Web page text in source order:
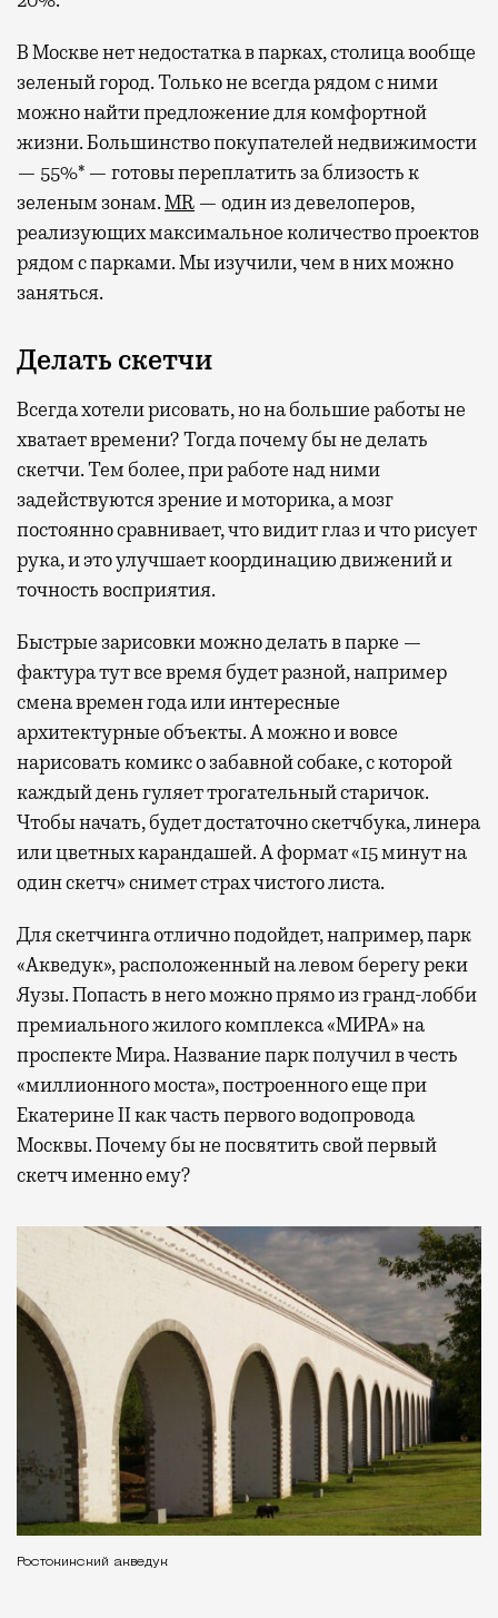
В Москве нет недостатка в парках, столица вообще
зеленый город. Только не всегда рядом с ними
можно найти предложение для комфортной
жизни. Большинство покупателей недвижимости
— 55%* — готовы переплатить за близость к
зеленым зонам.MR — один из девелоперов,
реализующих максимальное количество проектов
рядом с парками. Мы изучили, чем в них можно
заняться.
Делать скетчи
Всегда хотели рисовать, но на большие работы не
хватает времени? Тогда почему бы не делать
скетчи. Тем более, при работе над ними
задействуются зрение и моторика, а мозг
постоянно сравнивает, что видит глаз и что рисует
рука, и это улучшает координацию движений и
точность восприятия.
Быстрые зарисовки можно делать в парке —
фактура тут все время будет разной, например
смена времен года или интересные
архитектурные объекты. А можно и вовсе
нарисовать комикс о забавной собаке, с которой
каждый день гуляет трогательный старичок.
Чтобы начать, будет достаточно скетчбука, линера
или цветных карандашей. А формат «15 минут на
один скетч» снимет страх чистого листа.
Для скетчинга отлично подойдет, например, парк
«Акведук», расположенный на левом берегу реки
Яузы. Попасть в него можно прямо из гранд-лобби
премиального жилого комплекса «МИРА» на
проспекте Мира. Название парк получил в честь
«миллионного моста», построенного еще при
Екатерине II как часть первого водопровода
Москвы. Почему бы не посвятить свой первый
скетч именно ему?
Ростокинский акведук